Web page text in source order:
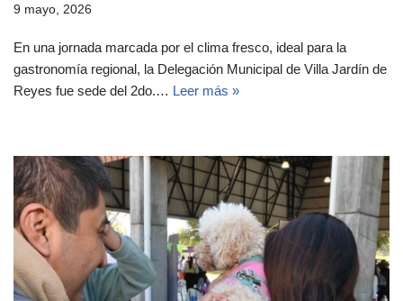
9 mayo, 2026
En una jornada marcada por el clima fresco, ideal para la
gastronomía regional, la Delegación Municipal de Villa Jardín de
Reyes fue sede del 2do.… Leer más »